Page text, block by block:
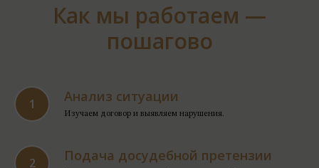
Как мы работаем —
пошагово
Анализ ситуации
Изучаем договор и выявляем нарушения.
Подача досудебной претензии